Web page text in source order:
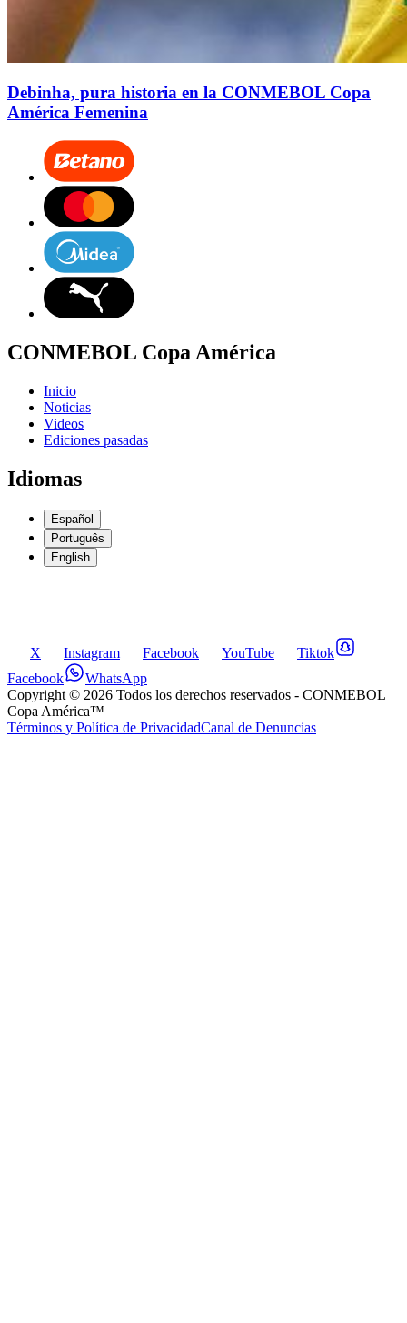
Debinha, pura historia en la CONMEBOL Copa
América Femenina
CONMEBOL Copa América
Inicio
Noticias
Videos
Ediciones pasadas
Idiomas
Español
Português
English
X Instagram Facebook YouTube
Tiktok
Facebook
WhatsApp
Copyright © 2026 Todos los derechos reservados - CONMEBOL
Copa América™
Términos y Política de PrivacidadCanal de Denuncias